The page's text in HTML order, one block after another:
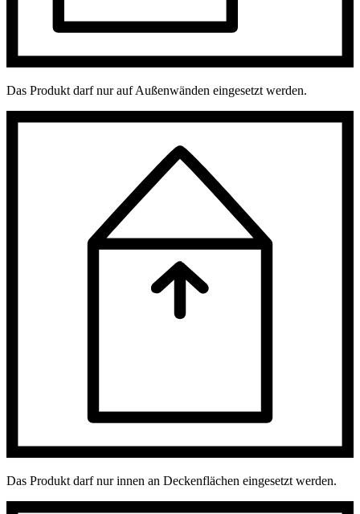
Das Produkt darf nur auf Außenwänden eingesetzt werden.
Das Produkt darf nur innen an Deckenflächen eingesetzt werden.